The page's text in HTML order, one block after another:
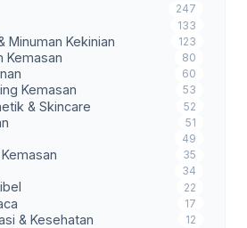
247
133
Minuman Kekinian 123
Kemasan 80
60
Kemasan 53
& Skincare 52
51
49
35
34
22
17
& Kesehatan 12